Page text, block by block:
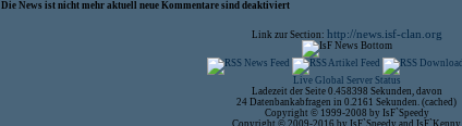
Die News ist nicht mehr aktuell neue Kommentare sind deaktiviert
Link zur Section: http://news.isf-clan.org
Live Global Server Status
Ladezeit der Seite 0.458398 Sekunden, davon
24 Datenbankabfragen in 0.2161 Sekunden. (cached)
Copyright © 1999-2008 by IsF`Speedy
Copyright © 2009-2016 by IsF`Speedy and IsF`Kenny